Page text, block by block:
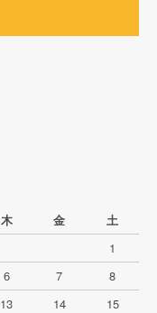
木 金
土
1
6 7
8
13 14
15